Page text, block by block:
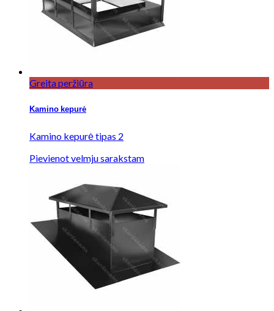
Greita peržiūra
Kamino kepurė
Kamino kepurė tipas 2
Pievienot velmju sarakstam